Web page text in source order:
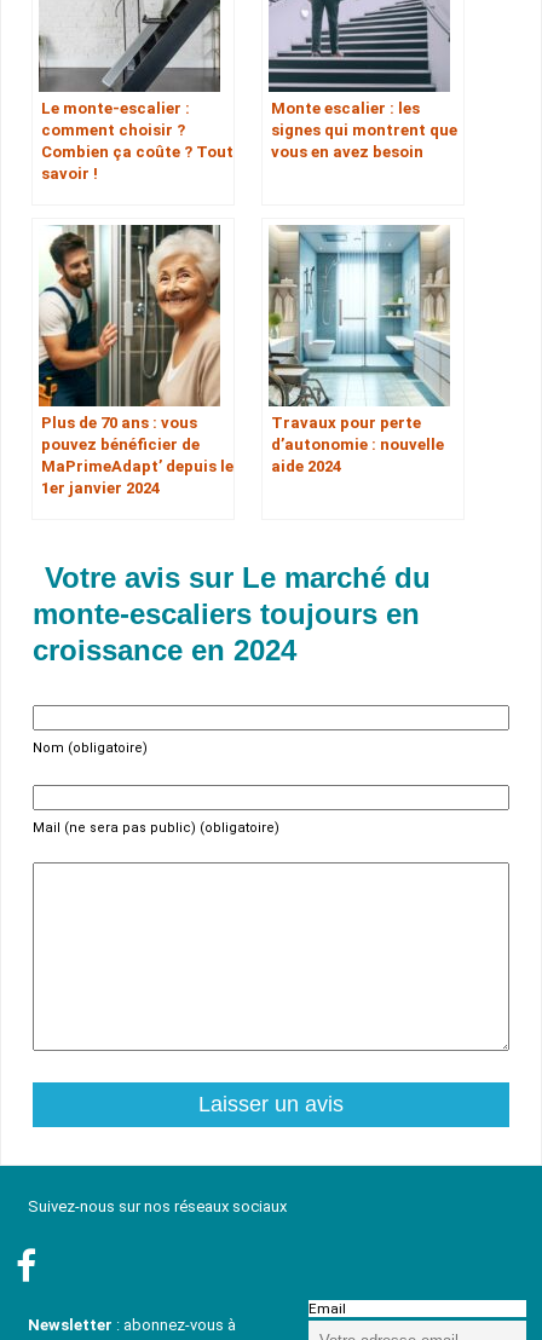
Le monte-escalier :
comment choisir ?
Combien ça coûte ? Tout
savoir !
Monte escalier : les
signes qui montrent que
vous en avez besoin
Plus de 70 ans : vous
pouvez bénéficier de
MaPrimeAdapt’ depuis le
1er janvier 2024
Travaux pour perte
d’autonomie : nouvelle
aide 2024
Votre avis sur Le marché du
monte-escaliers toujours en
croissance en 2024
Nom (obligatoire)
Mail (ne sera pas public) (obligatoire)
Suivez-nous sur nos réseaux sociaux
Newsletter : abonnez-vous à
Email